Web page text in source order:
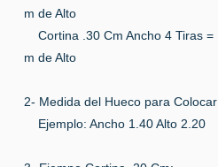
m de Alto
Cortina .30 Cm Ancho 4 Tiras =
m de Alto
2- Medida del Hueco para
Ejemplo: Ancho 1.40 Alto 2.20